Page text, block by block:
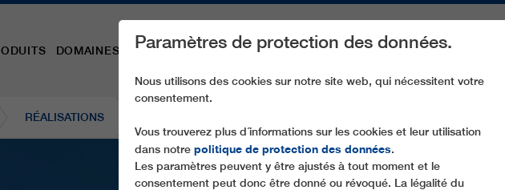
DOMAINES D´ACTIVITÉS PIÈCES DE RECHANGE SERVICE NOTRE SOCIÉTÉ
RÉALISATIONS
Paramètres de protection des données.
Nous utilisons des cookies sur notre site web, qui nécessitent votre
consentement.
Vous trouverez plus d´informations sur les cookies et leur utilisation
dans notre politique de protection des données.
Les paramètres peuvent y être ajustés à tout moment et le
consentement peut donc être donné ou révoqué. La légalité du